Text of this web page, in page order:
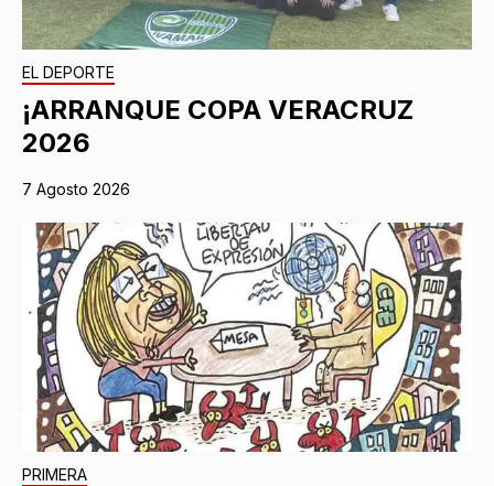
EL DEPORTE
¡ARRANQUE COPA VERACRUZ
2026
7 Agosto 2026
PRIMERA